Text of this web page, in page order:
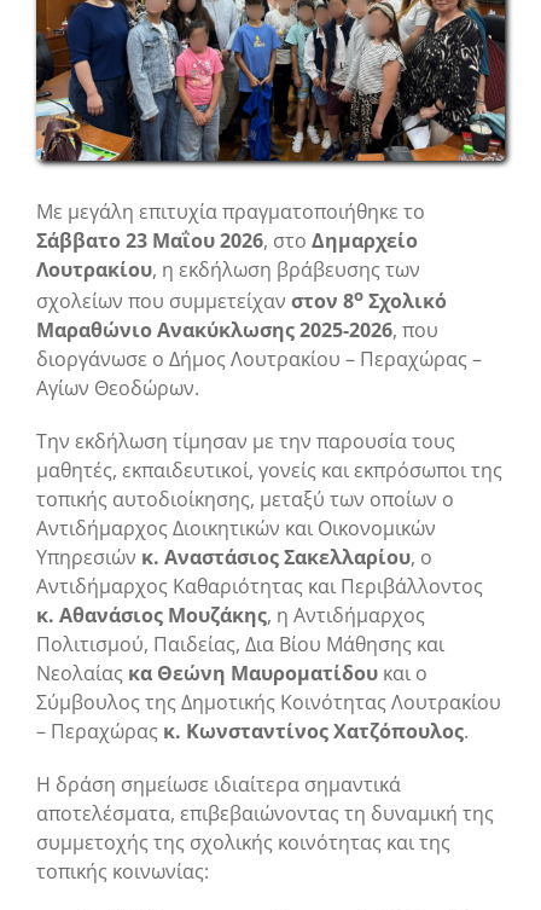
Με μεγάλη επιτυχία πραγματοποιήθηκε το
Σάββατο 23 Μαΐου 2026, στο Δημαρχείο
Λουτρακίου, η εκδήλωση βράβευσης των
σχολείων που συμμετείχαν στον 8ο Σχολικό
Μαραθώνιο Ανακύκλωσης 2025-2026, που
διοργάνωσε ο Δήμος Λουτρακίου – Περαχώρας –
Αγίων Θεοδώρων.
Την εκδήλωση τίμησαν με την παρουσία τους
μαθητές, εκπαιδευτικοί, γονείς και εκπρόσωποι της
τοπικής αυτοδιοίκησης, μεταξύ των οποίων ο
Αντιδήμαρχος Διοικητικών και Οικονομικών
Υπηρεσιών κ. Αναστάσιος Σακελλαρίου, ο
Αντιδήμαρχος Καθαριότητας και Περιβάλλοντος
κ. Αθανάσιος Μουζάκης, η Αντιδήμαρχος
Πολιτισμού, Παιδείας, Δια Βίου Μάθησης και
Νεολαίας κα Θεώνη Μαυροματίδου και ο
Σύμβουλος της Δημοτικής Κοινότητας Λουτρακίου
– Περαχώρας κ. Κωνσταντίνος Χατζόπουλος.
Η δράση σημείωσε ιδιαίτερα σημαντικά
αποτελέσματα, επιβεβαιώνοντας τη δυναμική της
συμμετοχής της σχολικής κοινότητας και της
τοπικής κοινωνίας: